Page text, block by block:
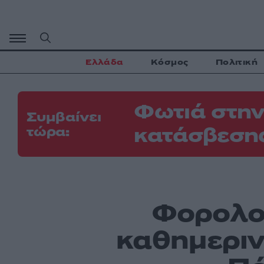
περιεχόμενο
Ελλάδα Κόσμος Πολιτική
Συμβαίνει
τώρα:
Φωτιά